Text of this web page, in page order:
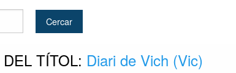
DEL TÍTOL: Diari de Vich (Vic)